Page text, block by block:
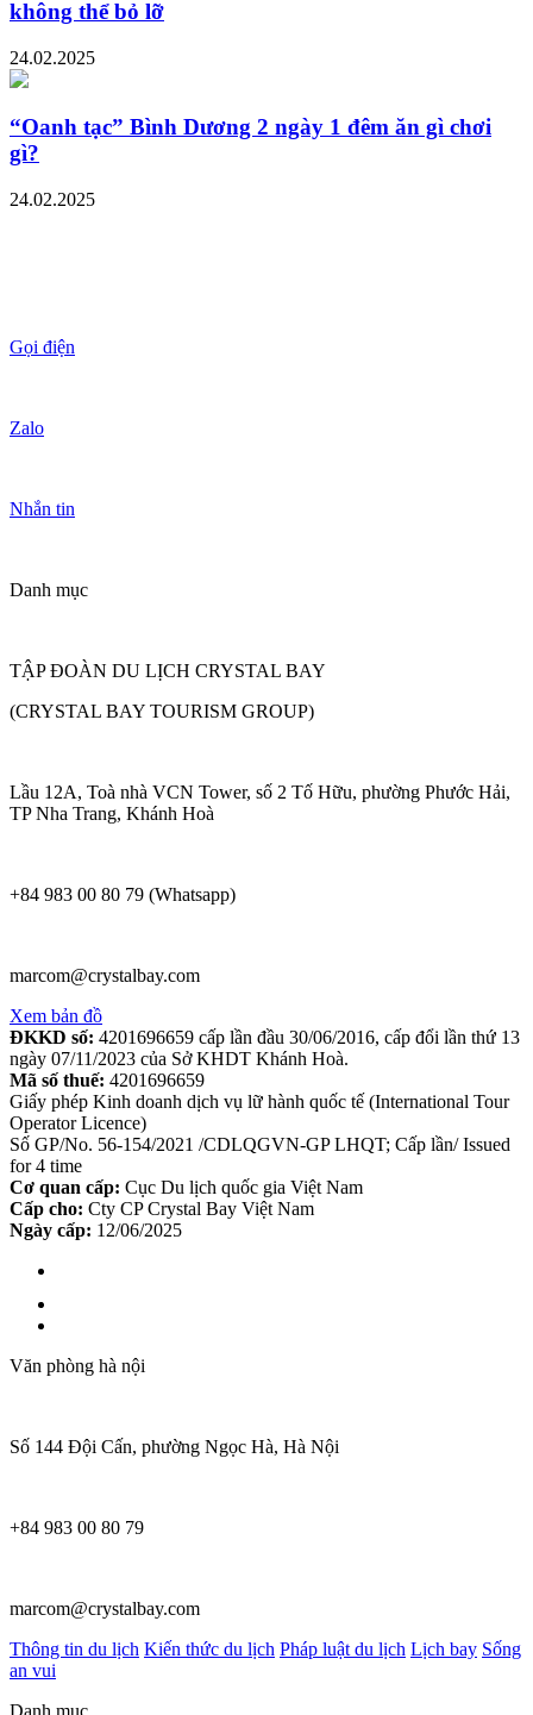
không thể bỏ lỡ
24.02.2025
“Oanh tạc” Bình Dương 2 ngày 1 đêm ăn gì chơi
gì?
24.02.2025
Gọi điện
Zalo
Nhắn tin
Danh mục
TẬP ĐOÀN DU LỊCH CRYSTAL BAY
(CRYSTAL BAY TOURISM GROUP)
Lầu 12A, Toà nhà VCN Tower, số 2 Tố Hữu, phường Phước Hải,
TP Nha Trang, Khánh Hoà
+84 983 00 80 79 (Whatsapp)
marcom@crystalbay.com
Xem bản đồ
ĐKKD số: 4201696659 cấp lần đầu 30/06/2016, cấp đổi lần thứ 13
ngày 07/11/2023 của Sở KHDT Khánh Hoà.
Mã số thuế: 4201696659
Giấy phép Kinh doanh dịch vụ lữ hành quốc tế (International Tour
Operator Licence)
Số GP/No. 56-154/2021 /CDLQGVN-GP LHQT; Cấp lần/ Issued
for 4 time
Cơ quan cấp: Cục Du lịch quốc gia Việt Nam
Cấp cho: Cty CP Crystal Bay Việt Nam
Ngày cấp: 12/06/2025
Văn phòng hà nội
Số 144 Đội Cấn, phường Ngọc Hà, Hà Nội
+84 983 00 80 79
marcom@crystalbay.com
Thông tin du lịch Kiến thức du lịch Pháp luật du lịch Lịch bay Sống
an vui